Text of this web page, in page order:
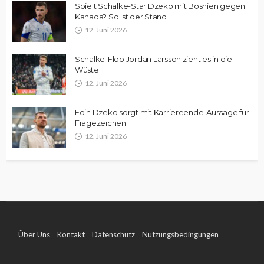
Spielt Schalke-Star Dzeko mit Bosnien gegen
Kanada? So ist der Stand
12. Juni 2026
Schalke-Flop Jordan Larsson zieht es in die
Wüste
12. Juni 2026
Edin Dzeko sorgt mit Karriereende-Aussage für
Fragezeichen
12. Juni 2026
Über Uns Kontakt Datenschutz Nutzungsbedingungen